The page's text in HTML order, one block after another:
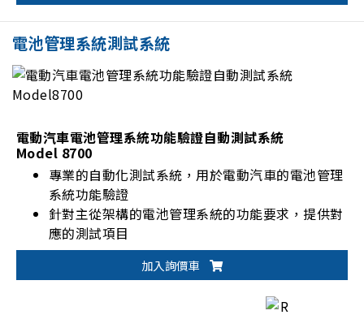
電池管理系統測試系統
電動汽車電池管理系統功能驗證自動測試系統
Model 8700
專業的自動化測試系統，用於電動汽車的電池管理
系統功能驗證
針對主從架構的電池管理系統的功能要求，提供對
應的測試項目
支援不同通訊界面的電池管理系統，如：
CANbus、CANFD、LINbus…等
加入詢價車